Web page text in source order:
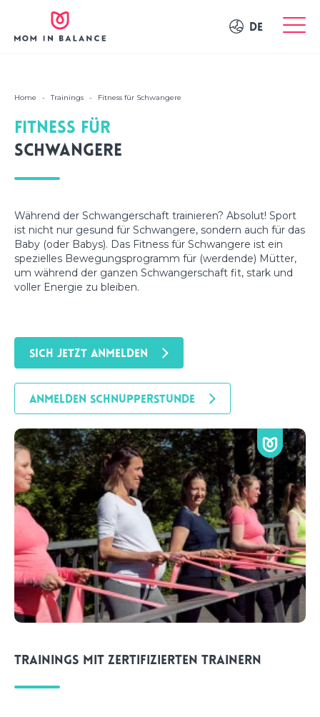
DE
Home - Trainings - Fitness für Schwangere
Fitness für
Schwangere
Während der Schwangerschaft trainieren? Absolut! Sport
ist nicht nur gesund für Schwangere, sondern auch für das
Baby (oder Babys). Das Fitness für Schwangere ist ein
spezielles Bewegungsprogramm für (werdende) Mütter,
um während der ganzen Schwangerschaft fit, stark und
voller Energie zu bleiben.
SICH JETZT ANMELDEN
ANMELDEN SCHNUPPERSTUNDE
Trainings mit zertifizierten Trainern